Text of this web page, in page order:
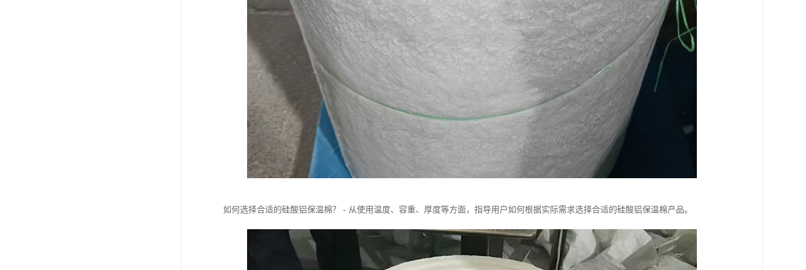
如何选择合适的硅酸铝保温棉？ - 从使用温度、容重、厚度等方面，指导用户如何根据实际需求选择合适的硅酸铝保温棉产品。